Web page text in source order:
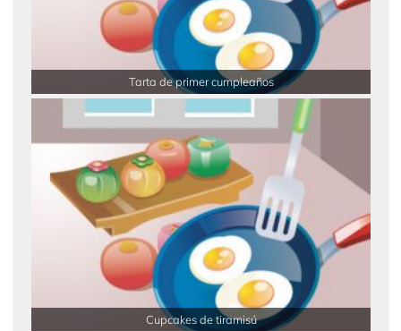
Tarta de primer cumpleaños
Cupcakes de tiramisú